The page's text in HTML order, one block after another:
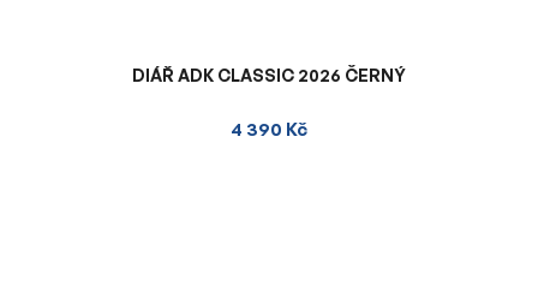
DIÁŘ ADK CLASSIC 2026 ČERNÝ
4 390 Kč